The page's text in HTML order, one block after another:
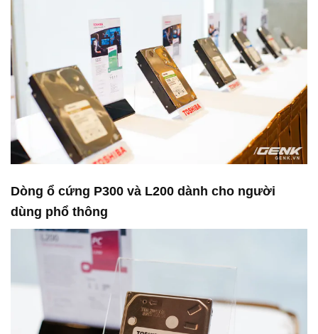
Dòng ổ cứng P300 và L200 dành cho người
dùng phổ thông